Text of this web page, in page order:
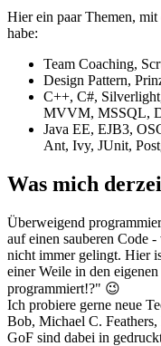
Hier ein paar Themen, mit
habe:
Team Coaching,
Design Pattern,
C++, C#,
MVVM, MSSQL,
Java EE, EJB3,
Ant, Ivy, JUnit,
Was mich
Überweigend
auf einen sauberen Code
nicht immer gelingt. Hier
einer Weile in den
programmiert!?" 😉
Ich probiere gerne neue
Bob, Michael C.
GoF sind dabei in